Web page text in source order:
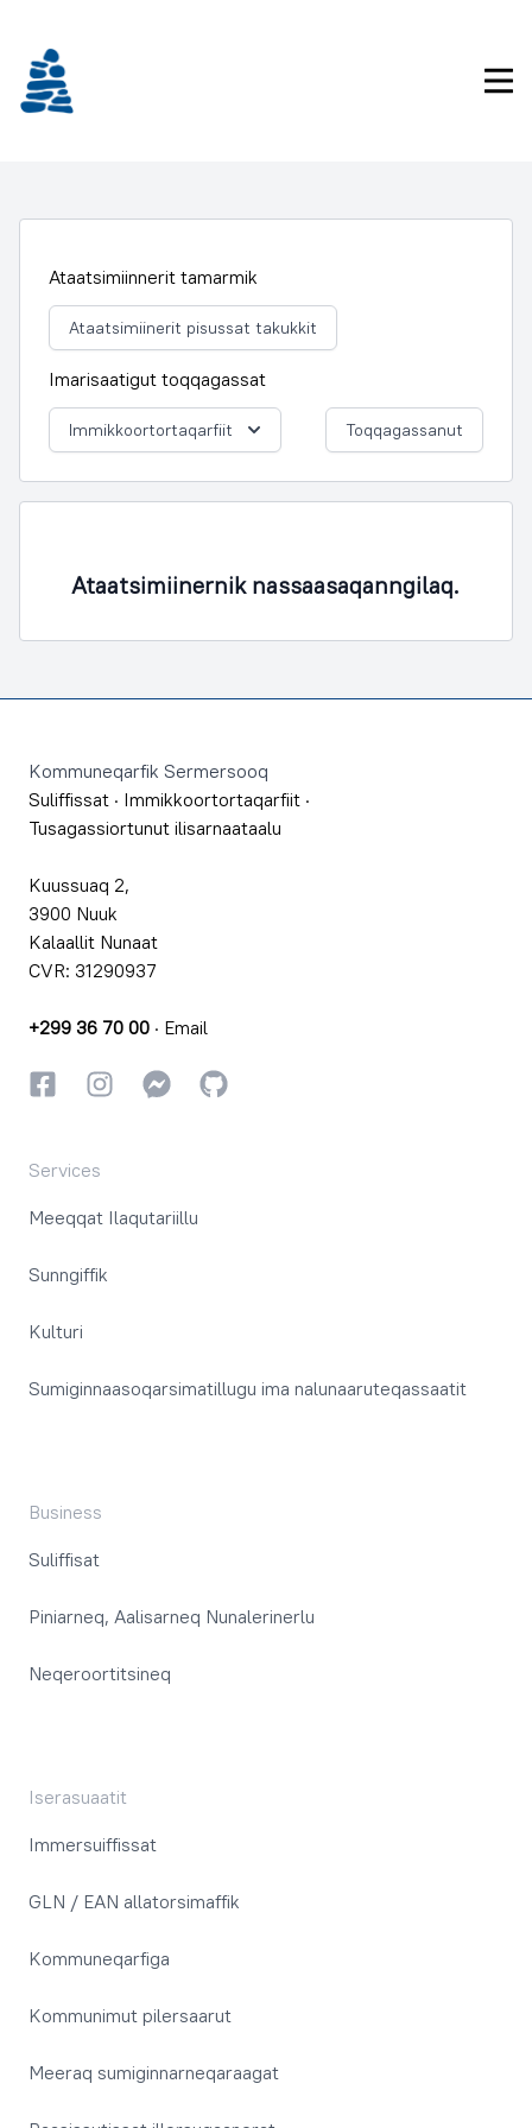
Ataatsimiinnerit tamarmik
Ataatsimiinerit pisussat takukkit
Imarisaatigut toqqagassat
Immikkoortortaqarfiit Toqqagassanut
Ataatsimiinernik nassaasaqanngilaq.
Kommuneqarfik Sermersooq
Suliffissat · Immikkoortortaqarfiit ·
Tusagassiortunut ilisarnaataalu
Kuussuaq 2,
3900 Nuuk
Kalaallit Nunaat
CVR: 31290937
+299 36 70 00 · Email
FacebookkiInstagrammiInstagrammi
GitHub
Services
Meeqqat Ilaqutariillu
Sunngiffik
Kulturi
Sumiginnaasoqarsimatillugu ima nalunaaruteqassaatit
Business
Suliffisat
Piniarneq, Aalisarneq Nunalerinerlu
Neqeroortitsineq
Iserasuaatit
Immersuiffissat
GLN / EAN allatorsimaffik
Kommuneqarfiga
Kommunimut pilersaarut
Meeraq sumiginnarneqaraagat